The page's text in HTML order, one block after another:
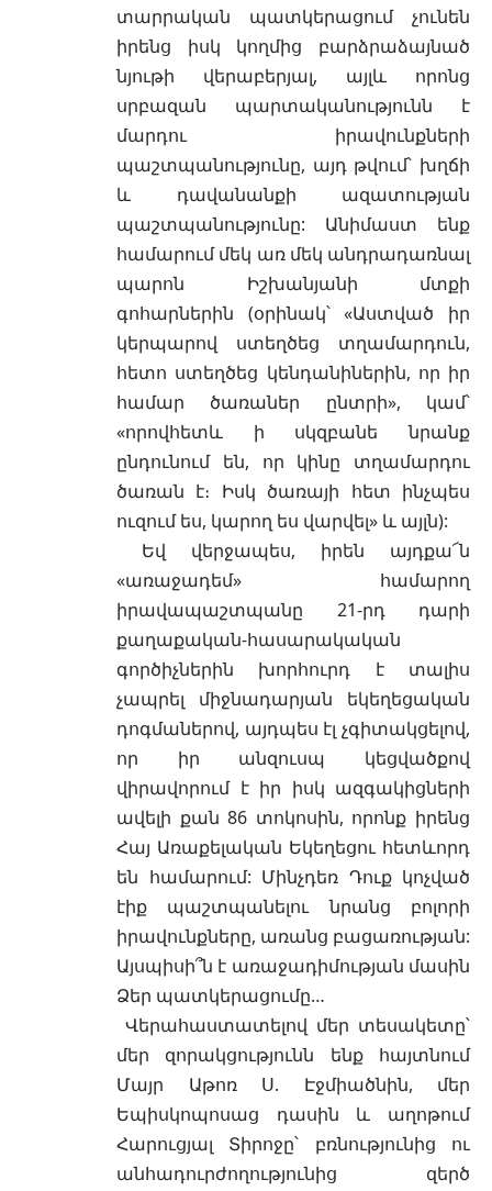
տարրական պատկերացում չունեն
իրենց իսկ կողմից բարձրաձայնած
նյութի վերաբերյալ, այլև որոնց
սրբազան պարտականությունն է
մարդու իրավունքների
պաշտպանությունը, այդ թվում՝ խղճի
և դավանանքի ազատության
պաշտպանությունը: Անիմաստ ենք
համարում մեկ առ մեկ անդրադառնալ
պարոն Իշխանյանի մտքի
գոհարներին (օրինակ՝ «Աստված իր
կերպարով ստեղծեց տղամարդուն,
հետո ստեղծեց կենդանիներին, որ իր
համար ծառաներ ընտրի», կամ՝
«որովհետև ի սկզբանե նրանք
ընդունում են, որ կինը տղամարդու
ծառան է։ Իսկ ծառայի հետ ինչպես
ուզում ես, կարող ես վարվել» և այլն):
Եվ վերջապես, իրեն այդքա՜ն
«առաջադեմ» համարող
իրավապաշտպանը 21-րդ դարի
քաղաքական-հասարակական
գործիչներին խորհուրդ է տալիս
չապրել միջնադարյան եկեղեցական
դոգմաներով, այդպես էլ չգիտակցելով,
որ իր անզուսպ կեցվածքով
վիրավորում է իր իսկ ազգակիցների
ավելի քան 86 տոկոսին, որոնք իրենց
Հայ Առաքելական Եկեղեցու հետևորդ
են համարում: Մինչդեռ Դուք կոչված
էիք պաշտպանելու նրանց բոլորի
իրավունքները, առանց բացառության:
Այսպիսի՞ն է առաջադիմության մասին
Ձեր պատկերացումը…
Վերահաստատելով մեր տեսակետը՝
մեր զորակցությունն ենք հայտնում
Մայր Աթոռ Ս. Էջմիածնին, մեր
Եպիսկոպոսաց դասին և աղոթում
Հարուցյալ Տիրոջը՝ բռնությունից ու
անհադուրժողությունից զերծ